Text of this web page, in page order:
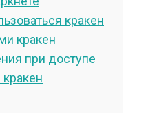
кракен
кракен
при доступе